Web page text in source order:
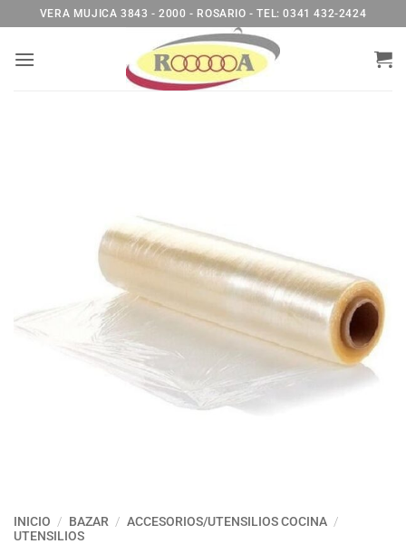
al
contenido
VERA MUJICA 3843 - 2000 - ROSARIO - TEL: 0341 432-2424
INICIO / BAZAR / ACCESORIOS/UTENSILIOS COCINA /
UTENSILIOS